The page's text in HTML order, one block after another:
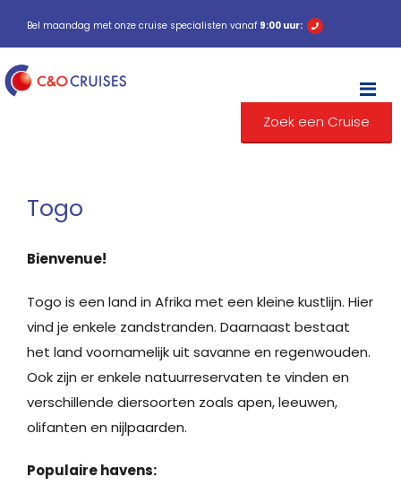
Bel maandag met onze cruise specialisten vanaf 9:00 uur:
Zoek een Cruise
Togo
Bienvenue!
Togo is een land in Afrika met een kleine kustlijn. Hier
vind je enkele zandstranden. Daarnaast bestaat
het land voornamelijk uit savanne en regenwouden.
Ook zijn er enkele natuurreservaten te vinden en
verschillende diersoorten zoals apen, leeuwen,
olifanten en nijlpaarden.
Populaire havens: